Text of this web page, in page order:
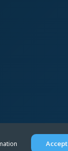
Accept